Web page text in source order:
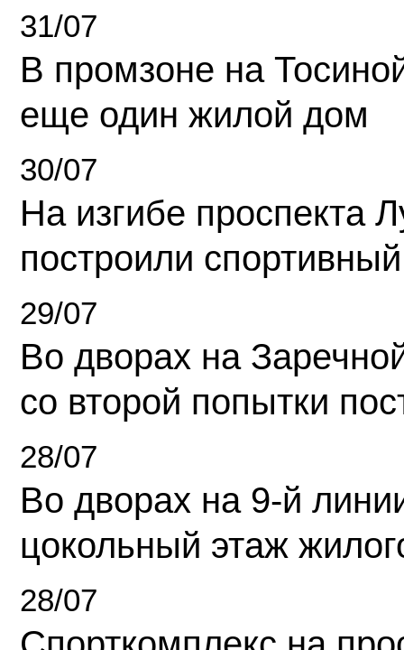
31/07
В промзоне на
еще один жилой дом
30/07
На изгибе проспекта
построили
29/07
Во дворах на
со второй попытки
28/07
Во дворах на 9-й
цокольный этаж
28/07